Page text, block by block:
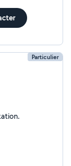
Particulier
ma présentation.